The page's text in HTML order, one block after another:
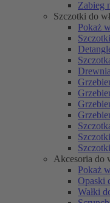
Zabieg
Szczotki do
Pokaż
Akcesoria do
Pokaż
Opaski
Wałki